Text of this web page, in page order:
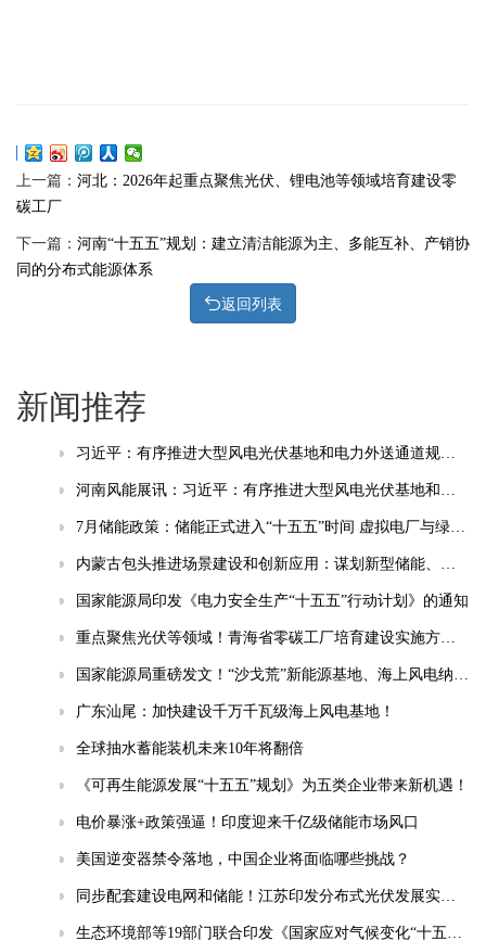
上一篇： 河北：2026年起重点聚焦光伏、锂电池等领域培育建设零
碳工厂
下一篇： 河南“十五五”规划：建立清洁能源为主、多能互补、产销协
同的分布式能源体系
返回列表
新闻推荐
习近平：有序推进大型风电光伏基地和电力外送通道规划建设，加快重点行业清洁能源替代
河南风能展讯：习近平：有序推进大型风电光伏基地和电力外送通道规划建设，加快重点行业清洁能源替代
7月储能政策：储能正式进入“十五五”时间 虚拟电厂与绿电直连成热点
内蒙古包头推进场景建设和创新应用：谋划新型储能、智能电网等相关场景
国家能源局印发《电力安全生产“十五五”行动计划》的通知
重点聚焦光伏等领域！青海省零碳工厂培育建设实施方案(试行)发布
国家能源局重磅发文！“沙戈荒”新能源基地、海上风电纳入“十五五”安全重点管控工程
广东汕尾：加快建设千万千瓦级海上风电基地！
全球抽水蓄能装机未来10年将翻倍
《可再生能源发展“十五五”规划》为五类企业带来新机遇！
电价暴涨+政策强逼！印度迎来千亿级储能市场风口
美国逆变器禁令落地，中国企业将面临哪些挑战？
同步配套建设电网和储能！江苏印发分布式光伏发展实施方案（2026-2030年）
生态环境部等19部门联合印发《国家应对气候变化“十五五”规划》